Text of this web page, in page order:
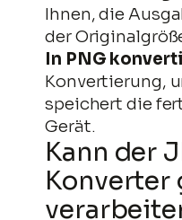
Ihnen, die
der
In PNG
Konvertierung,
speichert die
Gerät.
Kann der
Konverter